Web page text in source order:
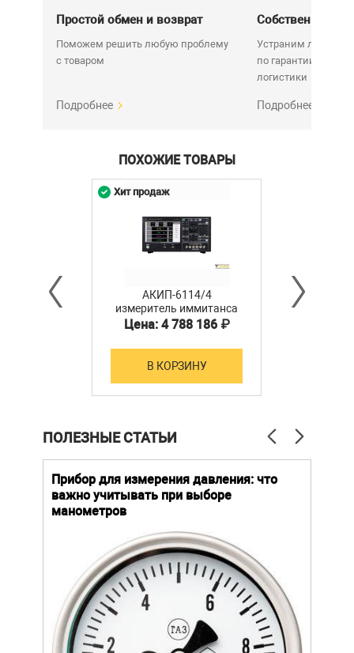
мс. Усреднение значений (1…
999). Допусковый контроль
(Pass/Fail) в режимах - «абс.
знач./Δ-изм/ %». Большой
сенсорный ЖК-дисплей (25
качания- по 1601 точке.
Режим графической
развертки. Переключаемый
Режимы калибровки - КЗ/
ХХ/ На нагрузке. Гнезда USB
накопителя. Подключение
клавиатуры и мыши.
Интерфейс
Простой обмен и возврат
Поможем решить любую проблему
с товаром
Подробнее
Собственный
Устраним любую
по гарантии. Срок
логистики
Подробнее
ПОХОЖИЕ ТОВАРЫ
АКИП-6114/4
измеритель иммитанса
Цена: 4 788 186 ₽
В КОРЗИНУ
Хит продаж
ПОЛЕЗНЫЕ СТАТЬИ
Прибор для измерения давления: что
важно учитывать при выборе
манометров